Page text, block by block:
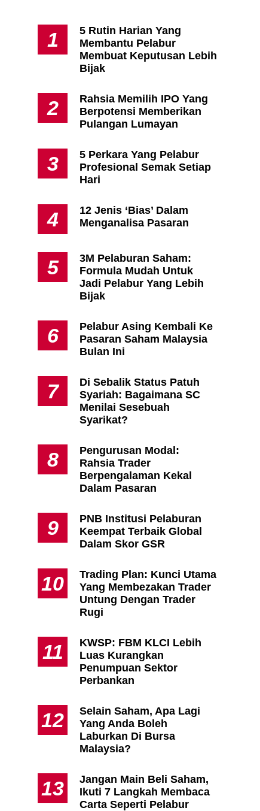
1
5 Rutin Harian Yang
Membantu Pelabur
Membuat Keputusan Lebih
Bijak
2
Rahsia Memilih IPO Yang
Berpotensi Memberikan
Pulangan Lumayan
3
5 Perkara Yang Pelabur
Profesional Semak Setiap
Hari
4
12 Jenis ‘Bias’ Dalam
Menganalisa Pasaran
5
3M Pelaburan Saham:
Formula Mudah Untuk
Jadi Pelabur Yang Lebih
Bijak
6
Pelabur Asing Kembali Ke
Pasaran Saham Malaysia
Bulan Ini
7
Di Sebalik Status Patuh
Syariah: Bagaimana SC
Menilai Sesebuah
Syarikat?
8
Pengurusan Modal:
Rahsia Trader
Berpengalaman Kekal
Dalam Pasaran
9
PNB Institusi Pelaburan
Keempat Terbaik Global
Dalam Skor GSR
10
Trading Plan: Kunci Utama
Yang Membezakan Trader
Untung Dengan Trader
Rugi
11
KWSP: FBM KLCI Lebih
Luas Kurangkan
Penumpuan Sektor
Perbankan
12
Selain Saham, Apa Lagi
Yang Anda Boleh
Laburkan Di Bursa
Malaysia?
13
Jangan Main Beli Saham,
Ikuti 7 Langkah Membaca
Carta Seperti Pelabur
Apa Itu Fundamental Analysis
Yang Selalu Sifu Saham Sebut
Tu?